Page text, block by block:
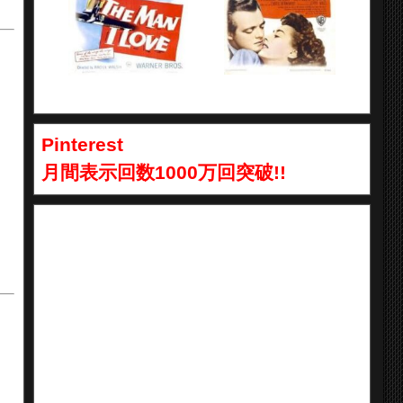
Pinterest
月間表示回数1000万回突破!!